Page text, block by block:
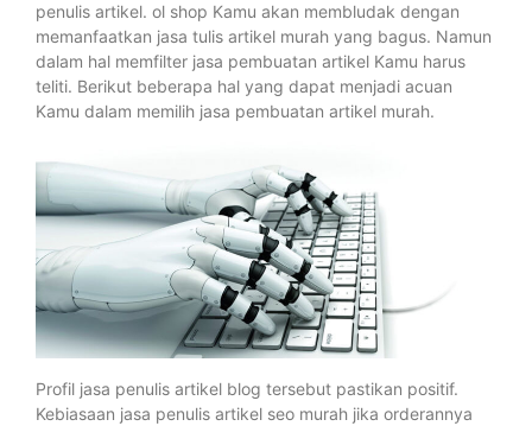
penulis artikel. ol shop Kamu akan membludak dengan
memanfaatkan jasa tulis artikel murah yang bagus. Namun
dalam hal memfilter jasa pembuatan artikel Kamu harus
teliti. Berikut beberapa hal yang dapat menjadi acuan
Kamu dalam memilih jasa pembuatan artikel murah.
Profil jasa penulis artikel blog tersebut pastikan positif.
Kebiasaan jasa penulis artikel seo murah jika orderannya